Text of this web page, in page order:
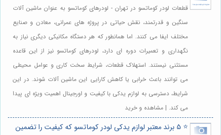
قطعات لودر کوماتسو در تهران - لودرهای کوماتسو به عنوان ماشین آلات
سنگین و قدرتمند، نقش حیاتی در پروژه های عمرانی، معادن و صنایع
مختلف ایفا می کنند. اما همانطور که هر دستگاه مکانیکی دیگری نیاز به
نگهداری و تعمیرات دوره ای دارد، لودرهای کوماتسو نیز از این قاعده
مستثنی نیستند. استهلاک قطعات، شرایط سخت کاری و عوامل محیطی
می توانند باعث خرابی یا کاهش کارایی این ماشین آلات شوند. در این
شرایط، دسترسی به لوازم یدکی با کیفیت و اورجینال اهمیت ویژه ای پیدا
می کند. | مشاهده و خرید
⭐️ 5 برند معتبر لوازم یدکی لودر کوماتسو که کیفیت را تضمین